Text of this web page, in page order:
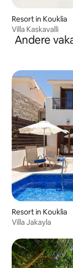
Resort in Kouklia
Villa Kaskavalli
Andere
Resort in Kouklia
Villa Jakayla